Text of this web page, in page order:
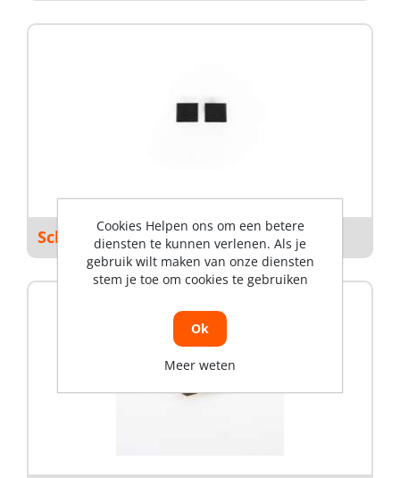
Schuifdeurrails
Cookies Helpen ons om een betere
diensten te kunnen verlenen. Als je
gebruik wilt maken van onze diensten
stem je toe om cookies te gebruiken
Ok
Meer weten